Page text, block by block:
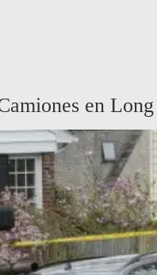
en